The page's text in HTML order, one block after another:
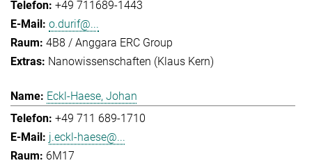
+49 711689-1443
o.durif@...
4B8 / Anggara ERC Group
Nanowissenschaften (Klaus Kern)
Eckl-Haese, Johan
+49 711 689-1710
j.eckl-haese@...
6M17